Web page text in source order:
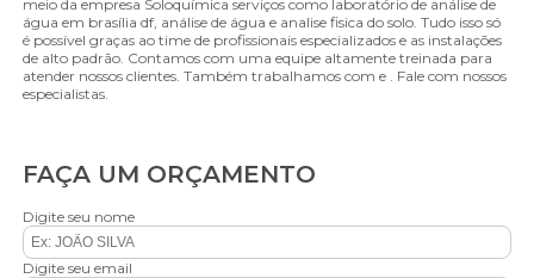
meio da empresa Soloquímica serviços como laboratório de análise de
água em brasília df, análise de água e analise fisica do solo. Tudo isso só
é possível graças ao time de profissionais especializados e as instalações
de alto padrão. Contamos com uma equipe altamente treinada para
atender nossos clientes. Também trabalhamos com e . Fale com nossos
especialistas.
FAÇA UM ORÇAMENTO
Digite seu nome
Digite seu email